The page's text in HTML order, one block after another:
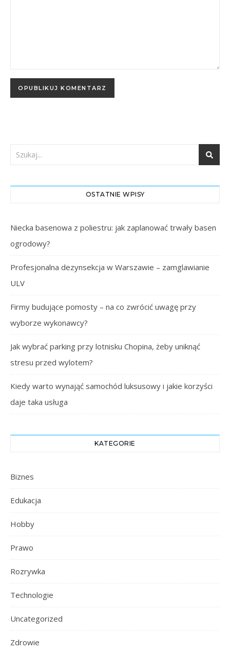
OSTATNIE WPISY
Niecka basenowa z poliestru: jak zaplanować trwały basen
ogrodowy?
Profesjonalna dezynsekcja w Warszawie – zamglawianie
ULV
Firmy budujące pomosty – na co zwrócić uwagę przy
wyborze wykonawcy?
Jak wybrać parking przy lotnisku Chopina, żeby uniknąć
stresu przed wylotem?
Kiedy warto wynająć samochód luksusowy i jakie korzyści
daje taka usługa
KATEGORIE
Biznes
Edukacja
Hobby
Prawo
Rozrywka
Technologie
Uncategorized
Zdrowie